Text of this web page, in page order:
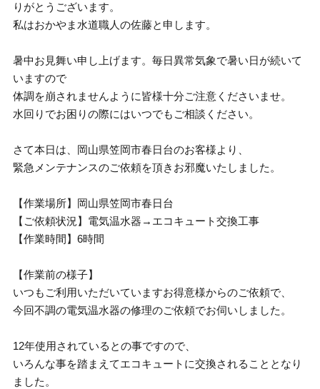
りがとうございます。
私はおかやま水道職人の佐藤と申します。
暑中お見舞い申し上げます。毎日異常気象で暑い日が続いて
いますので
体調を崩されませんように皆様十分ご注意くださいませ。
水回りでお困りの際にはいつでもご相談ください。
さて本日は、岡山県笠岡市春日台のお客様より、
緊急メンテナンスのご依頼を頂きお邪魔いたしました。
【作業場所】岡山県笠岡市春日台
【ご依頼状況】電気温水器→エコキュート交換工事
【作業時間】6時間
【作業前の様子】
いつもご利用いただいていますお得意様からのご依頼で、
今回不調の電気温水器の修理のご依頼でお伺いしました。
12年使用されているとの事ですので、
いろんな事を踏まえてエコキュートに交換されることとなり
ました。